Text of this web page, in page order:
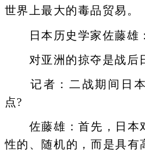
世界上最大的毒品贸易。
日本历史学家佐藤雄：
对亚洲的掠夺是战后
记者：二战期间日本
点?
佐藤雄：首先，日本
性的、随机的，而是具有